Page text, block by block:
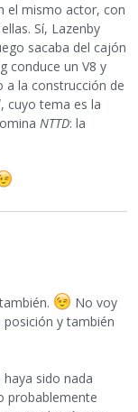
el mismo actor, con
Sí, Lazenby
sacaba del cajón
conduce un V8 y
a la construcción de
, cuyo tema es la
NTTD: la
No voy
y también
sido nada
probablemente